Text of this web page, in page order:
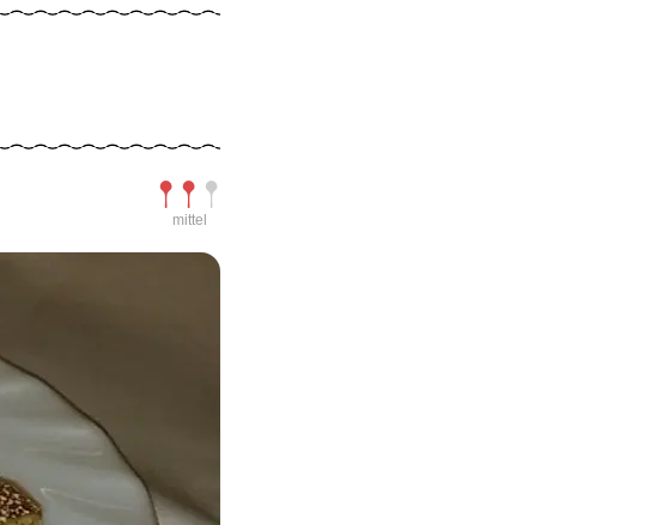
Schwierigkeit
mittel